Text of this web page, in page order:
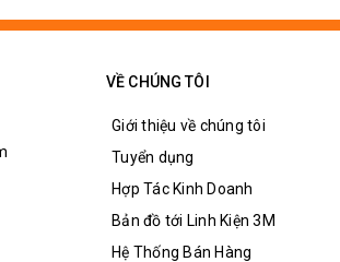
VỀ CHÚNG TÔI
Giới thiệu về chúng tôi
Tuyển dụng
Hợp Tác Kinh Doanh
Bản đồ tới Linh Kiện 3M
Hệ Thống Bán Hàng